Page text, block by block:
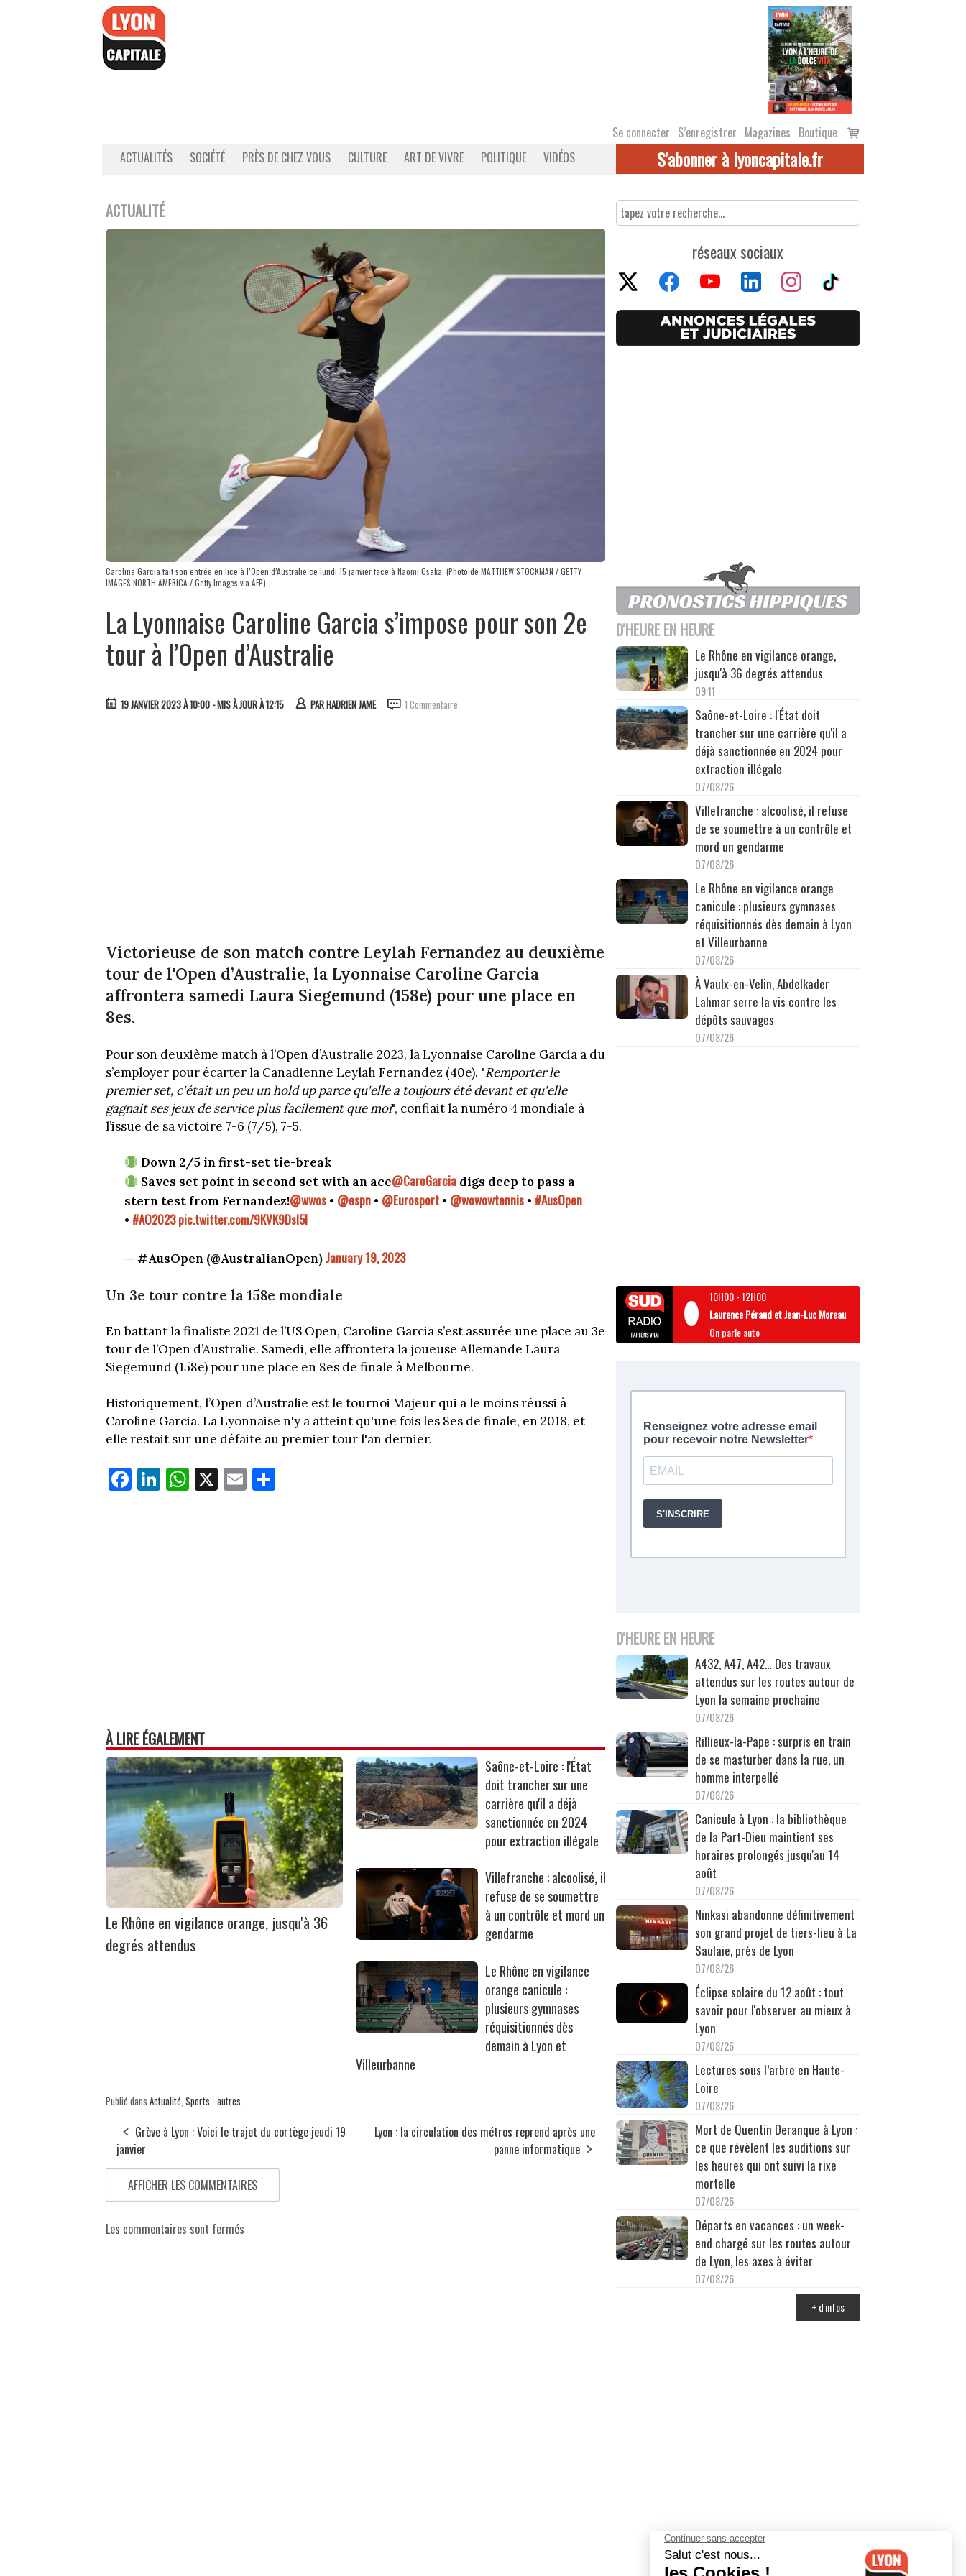
Se connecter S’enregistrer Magazines Boutique
Voir
le
ACTUALITÉS SOCIÉTÉ PRÈS DE CHEZ VOUS CULTURE ART DE VIVRE POLITIQUE VIDÉOS S'abonner à lyoncapitale.fr
ACTUALITÉ
Caroline Garcia fait son entrée en lice à l’Open d’Australie ce lundi 15 janvier face à Naomi Osaka. (Photo de MATTHEW STOCKMAN / GETTY
IMAGES NORTH AMERICA / Getty Images via AFP)
La Lyonnaise Caroline Garcia s’impose pour son 2e
tour à l’Open d’Australie
19 JANVIER 2023 À 10:00 - MIS À JOUR À 12:15 PARHADRIEN JAME 1 Commentaire
Victorieuse de son match contre Leylah Fernandez au deuxième
tour de l'Open d’Australie, la Lyonnaise Caroline Garcia
affrontera samedi Laura Siegemund (158e) pour une place en
8es.
Pour son deuxième match à l’Open d’Australie 2023, la Lyonnaise Caroline Garcia a du
s’employer pour écarter la Canadienne Leylah Fernandez (40e). "Remporter le
premier set, c'était un peu un hold up parce qu'elle a toujours été devant et qu'elle
gagnait ses jeux de service plus facilement que moi", confiait la numéro 4 mondiale à
l’issue de sa victoire 7-6 (7/5), 7-5.
Down 2/5 in first-set tie-break
Saves set point in second set with an ace@CaroGarciadigs deep to pass a
stern test from Fernandez!@wwos• @espn• @Eurosport• @wowowtennis• #AusOpen
• #AO2023 pic.twitter.com/9KVK9Dsl5l
— #AusOpen (@AustralianOpen) January 19, 2023
Un 3e tour contre la 158e mondiale
En battant la finaliste 2021 de l’US Open, Caroline Garcia s’est assurée une place au 3e
tour de l’Open d’Australie. Samedi, elle affrontera la joueuse Allemande Laura
Siegemund (158e) pour une place en 8es de finale à Melbourne.
Historiquement, l’Open d’Australie est le tournoi Majeur qui a le moins réussi à
Caroline Garcia. La Lyonnaise n'y a atteint qu'une fois les 8es de finale, en 2018, et
elle restait sur une défaite au premier tour l'an dernier.
Fa
ce
Li
nk
W
ha
X E
m
À LIRE ÉGALEMENT
Le Rhône en vigilance orange, jusqu'à 36
degrés attendus
Saône-et-Loire : l'État
doit trancher sur une
carrière qu'il a déjà
sanctionnée en 2024
pour extraction illégale
Villefranche : alcoolisé, il
refuse de se soumettre
à un contrôle et mord un
gendarme
Le Rhône en vigilance
orange canicule :
plusieurs gymnases
réquisitionnés dès
demain à Lyon et
Villeurbanne
Publié dans Actualité Sports - autres
Grève à Lyon : Voici le trajet du cortège jeudi 19
janvier
Lyon : la circulation des métros reprend après une
panne informatique
AFFICHER LES COMMENTAIRES
Les commentaires sont fermés
réseaux sociaux
D'HEURE EN HEURE
Le Rhône en vigilance orange,
jusqu'à 36 degrés attendus
09:11
Saône-et-Loire : l'État doit
trancher sur une carrière qu'il a
déjà sanctionnée en 2024 pour
extraction illégale
07/08/26
Villefranche : alcoolisé, il refuse
de se soumettre à un contrôle et
mord un gendarme
07/08/26
Le Rhône en vigilance orange
canicule : plusieurs gymnases
réquisitionnés dès demain à Lyon
et Villeurbanne
07/08/26
À Vaulx-en-Velin, Abdelkader
Lahmar serre la vis contre les
dépôts sauvages
07/08/26
10H00-12H00
Laurence Péraud et Jean-Luc Moreau
On parle auto
D'HEURE EN HEURE
A432, A47, A42… Des travaux
attendus sur les routes autour de
Lyon la semaine prochaine
07/08/26
Rillieux-la-Pape : surpris en train
de se masturber dans la rue, un
homme interpellé
07/08/26
Canicule à Lyon : la bibliothèque
de la Part-Dieu maintient ses
horaires prolongés jusqu'au 14
août
07/08/26
Ninkasi abandonne définitivement
son grand projet de tiers-lieu à La
Saulaie, près de Lyon
07/08/26
Éclipse solaire du 12 août : tout
savoir pour l'observer au mieux à
Lyon
07/08/26
Lectures sous l’arbre en Haute-
Loire
07/08/26
Mort de Quentin Deranque à Lyon :
ce que révèlent les auditions sur
les heures qui ont suivi la rixe
mortelle
07/08/26
Départs en vacances : un week-
end chargé sur les routes autour
de Lyon, les axes à éviter
07/08/26
+ d'infos